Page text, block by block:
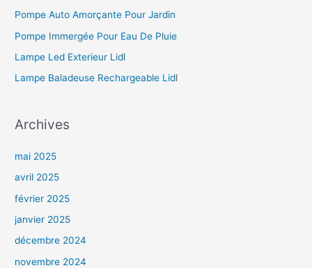
Pompe Auto Amorçante Pour Jardin
Pompe Immergée Pour Eau De Pluie
Lampe Led Exterieur Lidl
Lampe Baladeuse Rechargeable Lidl
Archives
mai 2025
avril 2025
février 2025
janvier 2025
décembre 2024
novembre 2024